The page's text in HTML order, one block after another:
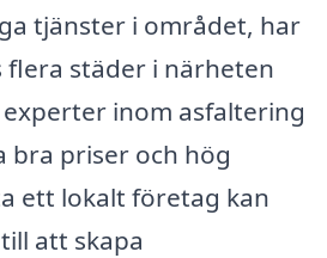
tjänster i området, har
städer i närheten
inom asfaltering
bra priser och hög
ett lokalt företag kan
att skapa